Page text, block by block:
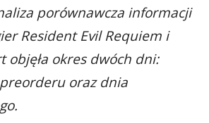
porównawcza informacji
Resident Evil Requiem i
objęła okres dwóch dni:
oraz dnia